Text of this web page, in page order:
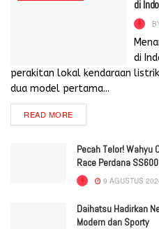
di
di
perakitan lokal kendaraan
dua model pertama...
READ MORE
Pecah Telor! Wahyu
Race Perdana
9 AGUSTUS
Daihatsu Hadirkan
Modern dan Sporty